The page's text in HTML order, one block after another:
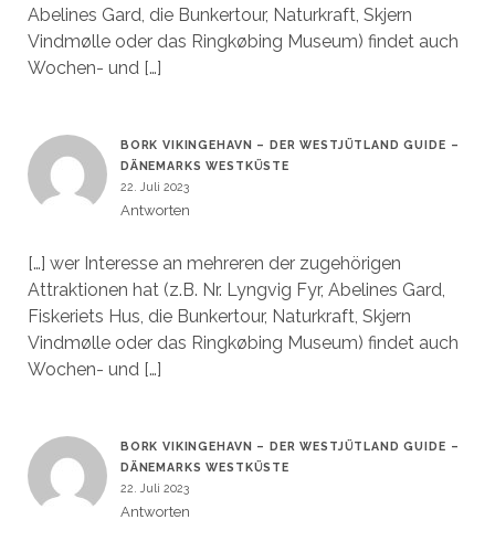
Abelines Gard, die Bunkertour, Naturkraft, Skjern
Vindmølle oder das Ringkøbing Museum) findet auch
Wochen- und […]
BORK VIKINGEHAVN – DER WESTJÜTLAND GUIDE –
DÄNEMARKS WESTKÜSTE
22. Juli 2023
Antworten
[…] wer Interesse an mehreren der zugehörigen
Attraktionen hat (z.B. Nr. Lyngvig Fyr, Abelines Gard,
Fiskeriets Hus, die Bunkertour, Naturkraft, Skjern
Vindmølle oder das Ringkøbing Museum) findet auch
Wochen- und […]
BORK VIKINGEHAVN – DER WESTJÜTLAND GUIDE –
DÄNEMARKS WESTKÜSTE
22. Juli 2023
Antworten